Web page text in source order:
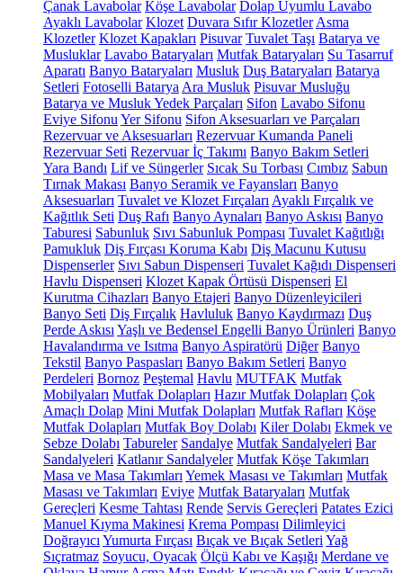
Çanak Lavabolar Köşe Lavabolar Dolap Uyumlu Lavabo
Ayaklı Lavabolar Klozet Duvara Sıfır Klozetler Asma
Klozetler Klozet Kapakları Pisuvar Tuvalet Taşı Batarya ve
Musluklar Lavabo Bataryaları Mutfak Bataryaları Su Tasarruf
Aparatı Banyo Bataryaları Musluk Duş Bataryaları Batarya
Setleri Fotoselli Batarya Ara Musluk Pisuvar Musluğu
Batarya ve Musluk Yedek Parçaları Sifon Lavabo Sifonu
Eviye Sifonu Yer Sifonu Sifon Aksesuarları ve Parçaları
Rezervuar ve Aksesuarları Rezervuar Kumanda Paneli
Rezervuar Seti Rezervuar İç Takımı Banyo Bakım Setleri
Yara Bandı Lif ve Süngerler Sıcak Su Torbası Cımbız Sabun
Tırnak Makası Banyo Seramik ve Fayansları Banyo
Aksesuarları Tuvalet ve Klozet Fırçaları Ayaklı Fırçalık ve
Kağıtlık Seti Duş Rafı Banyo Aynaları Banyo Askısı Banyo
Taburesi Sabunluk Sıvı Sabunluk Pompası Tuvalet Kağıtlığı
Pamukluk Diş Fırçası Koruma Kabı Diş Macunu Kutusu
Dispenserler Sıvı Sabun Dispenseri Tuvalet Kağıdı Dispenseri
Havlu Dispenseri Klozet Kapak Örtüsü Dispenseri El
Kurutma Cihazları Banyo Etajeri Banyo Düzenleyicileri
Banyo Seti Diş Fırçalık Havluluk Banyo Kaydırmazı Duş
Perde Askısı Yaşlı ve Bedensel Engelli Banyo Ürünleri Banyo
Havalandırma ve Isıtma Banyo Aspiratörü Diğer Banyo
Tekstil Banyo Paspasları Banyo Bakım Setleri Banyo
Perdeleri Bornoz Peştemal Havlu MUTFAK Mutfak
Mobilyaları Mutfak Dolapları Hazır Mutfak Dolapları Çok
Amaçlı Dolap Mini Mutfak Dolapları Mutfak Rafları Köşe
Mutfak Dolapları Mutfak Boy Dolabı Kiler Dolabı Ekmek ve
Sebze Dolabı Tabureler Sandalye Mutfak Sandalyeleri Bar
Sandalyeleri Katlanır Sandalyeler Mutfak Köşe Takımları
Masa ve Masa Takımları Yemek Masası ve Takımları Mutfak
Masası ve Takımları Eviye Mutfak Bataryaları Mutfak
Gereçleri Kesme Tahtası Rende Servis Gereçleri Patates Ezici
Manuel Kıyma Makinesi Krema Pompası Dilimleyici
Doğrayıcı Yumurta Fırçası Bıçak ve Bıçak Setleri Yağ
Sıçratmaz Soyucu, Oyacak Ölçü Kabı ve Kaşığı Merdane ve